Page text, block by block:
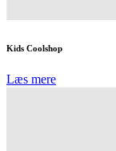
Kids Coolshop
Læs mere